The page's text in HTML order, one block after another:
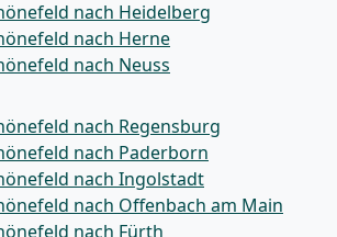
nach Heidelberg
nach Herne
nach Neuss
nach Regensburg
nach Paderborn
nach Ingolstadt
nach Offenbach am Main
nach Fürth